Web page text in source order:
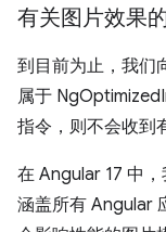
有关图片效果
到目前为止，我们
属于
指令，则不会收到
在 Angular 17 中
涵盖所有 Angular